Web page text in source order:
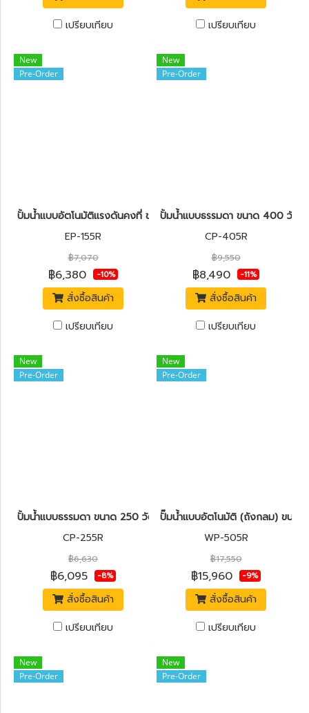
เปรียบเทียบ
เปรียบเทียบ
New
Pre-Order
ปั้มน้ำแบบอัตโนมัติแรงดันคงที่ ขนาด 150 วัตต์ MITSUBISHI EP-155R
EP-155R
฿7,070
฿6,380 -10%
สั่งซื้อสินค้า
เปรียบเทียบ
New
Pre-Order
ปั้มน้ำแบบธรรมดา ขนาด 400 วัตต์
CP-405R
฿9,550
฿8,490 -11%
สั่งซื้อสินค้า
เปรียบเทียบ
New
Pre-Order
ปั้มน้ำแบบธรรมดา ขนาด 250 วัตต์ MITSUBISHI CP-255R
CP-255R
฿6,630
฿6,095 -8%
สั่งซื้อสินค้า
เปรียบเทียบ
New
Pre-Order
ปั๊มน้ำแบบอัตโนมัติ (ถังกลม) ขนาด
WP-505R
฿17,550
฿15,960 -9%
สั่งซื้อสินค้า
เปรียบเทียบ
New
Pre-Order
New
Pre-Order